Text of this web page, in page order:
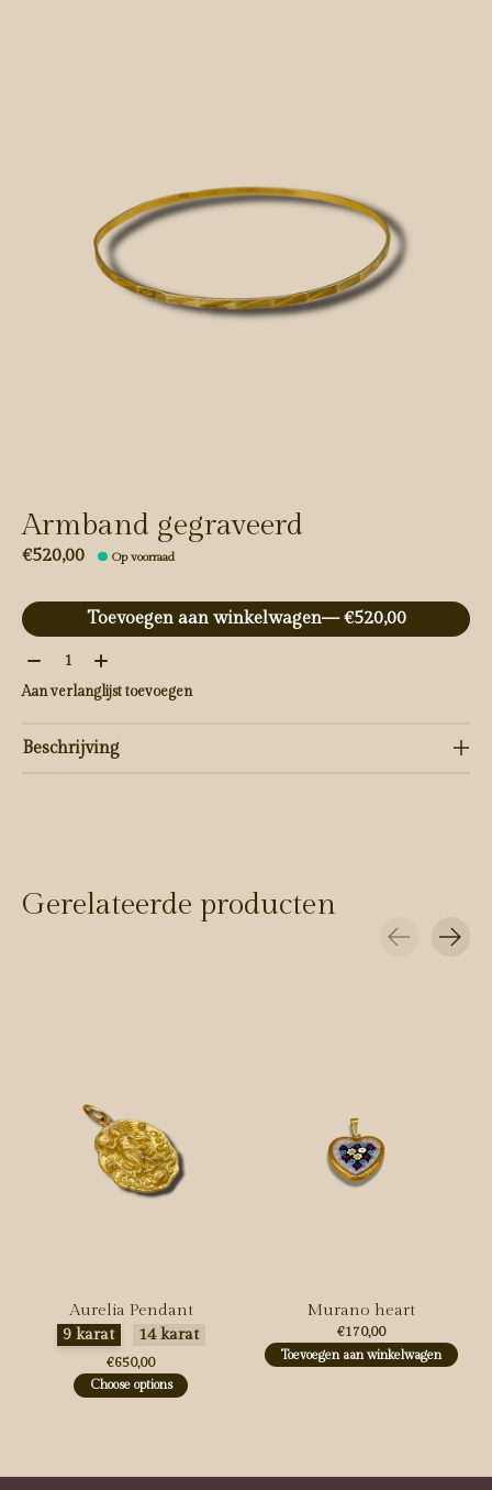
Armband gegraveerd
€520,00 Op voorraad
Toevoegen aan winkelwagen
— €520,00
Aantal:
Aan verlanglijst toevoegen
Beschrijving
Gerelateerde producten
Aurelia Pendant
Maak een keuze:
9 karat 14 karat
€650,00
Choose options
Murano heart
€170,00
Toevoegen aan winkelwagen